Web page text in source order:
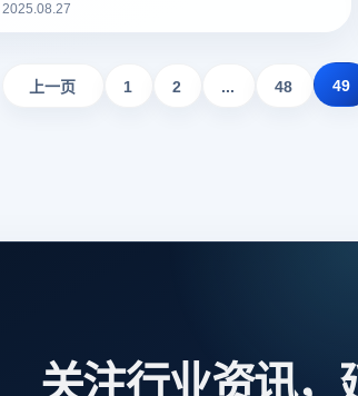
账号矩阵。
2025.08.27
上一页 1 2 ... 48 49
关注行业资讯